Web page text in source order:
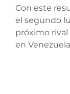
Con este
el segundo
próximo
en